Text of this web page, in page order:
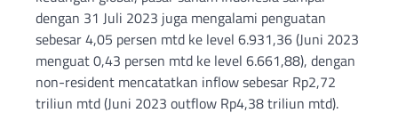
dengan 31 Juli 2023 juga mengalami penguatan
sebesar 4,05 persen mtd ke level 6.931,36 (Juni 2023
menguat 0,43 persen mtd ke level 6.661,88), dengan
non-resident mencatatkan inflow sebesar Rp2,72
triliun mtd (Juni 2023 outflow Rp4,38 triliun mtd).